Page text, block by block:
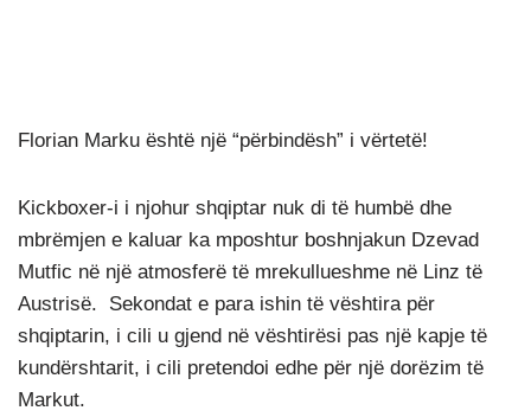
Florian Marku është një “përbindësh” i vërtetë!
Kickboxer-i i njohur shqiptar nuk di të humbë dhe
mbrëmjen e kaluar ka mposhtur boshnjakun Dzevad
Mutfic në një atmosferë të mrekullueshme në Linz të
Austrisë. Sekondat e para ishin të vështira për
shqiptarin, i cili u gjend në vështirësi pas një kapje të
kundërshtarit, i cili pretendoi edhe për një dorëzim të
Markut.